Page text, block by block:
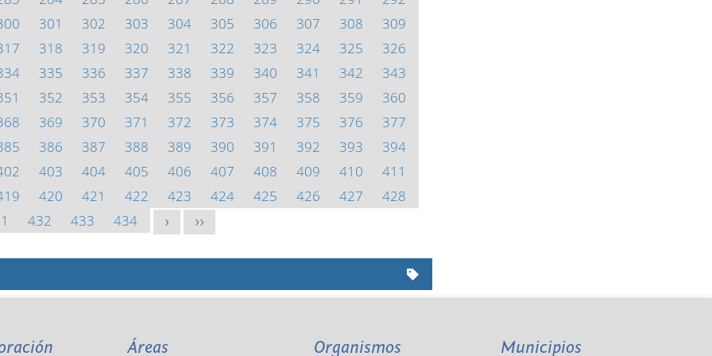
301 302 303 304 305 306 307 308
309
318 319 320 321 322 323 324 325
326
335 336 337 338 339 340 341 342
343
352 353 354 355 356 357 358 359
360
369 370 371 372 373 374 375 376
377
386 387 388 389 390 391 392 393
394
403 404 405 406 407 408 409 410
411
420 421 422 423 424 425 426 427
428
432 433 434 > >>
Áreas Organismos Municipios